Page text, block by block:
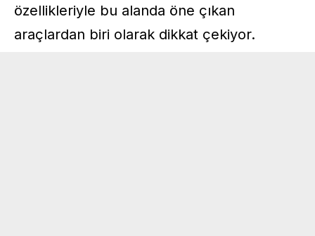
özellikleriyle bu alanda öne çıkan
araçlardan biri olarak dikkat çekiyor.